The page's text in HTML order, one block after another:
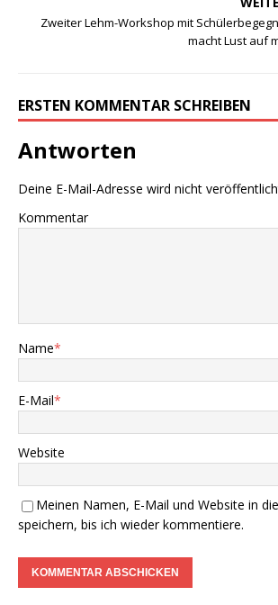
Zweiter Lehm-Workshop mit
macht Lust auf
ERSTEN KOMMENTAR SCHREIBEN
Antworten
Deine E-Mail-Adresse wird nicht
Kommentar
Name*
E-Mail*
Website
Meinen Namen, E-Mail und Website in
speichern, bis ich wieder kommentiere.